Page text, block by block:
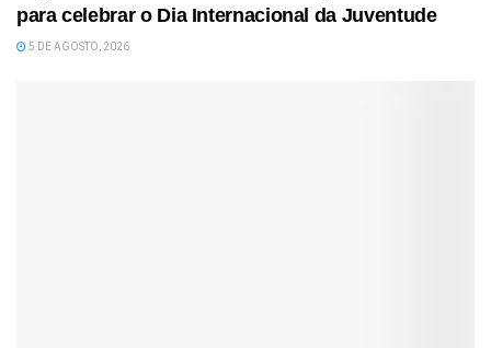
para celebrar o Dia Internacional da Juventude
5 DE AGOSTO, 2026